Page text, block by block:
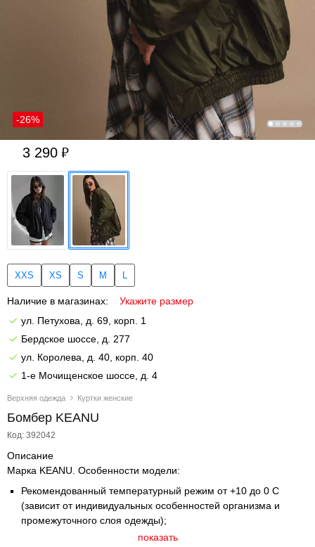
Верхняя одежда Куртки женские
Бомбер KEANU
Код: 392042
-26%
3 290
XXS XS S M L
Наличие в магазинах:
Укажите размер
ул. Петухова, д. 69, корп. 1
Бердское шоссе, д. 277
ул. Королева, д. 40, корп. 40
1-е Мочищенское шоссе, д. 4
Описание
Марка KEANU. Особенности модели:
Рекомендованный температурный режим от +10 до 0 С
(зависит от индивидуальных особенностей организма и
промежуточного слоя одежды);
Модель свободного кроя, с пущенным плечом;
показать